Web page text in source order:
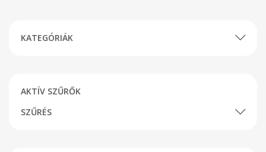
KATEGÓRIÁK
AKTÍV SZŰRŐK
SZŰRÉS